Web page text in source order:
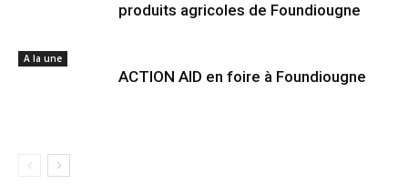
produits agricoles de Foundiougne
A la une
ACTION AID en foire à Foundiougne